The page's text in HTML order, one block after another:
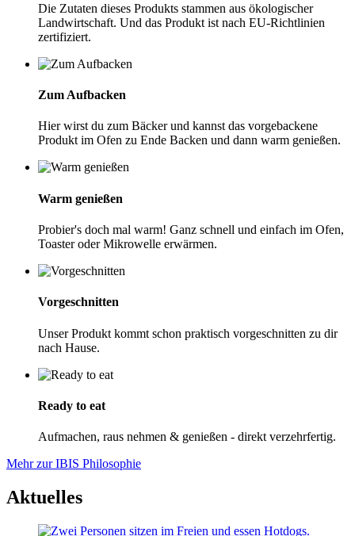
Die Zutaten dieses Produkts stammen aus ökologischer
Landwirtschaft. Und das Produkt ist nach EU-Richtlinien
zertifiziert.
Zum Aufbacken
Hier wirst du zum Bäcker und kannst das vorgebackene
Produkt im Ofen zu Ende Backen und dann warm genießen.
Warm genießen
Probier's doch mal warm! Ganz schnell und einfach im Ofen,
Toaster oder Mikrowelle erwärmen.
Vorgeschnitten
Unser Produkt kommt schon praktisch vorgeschnitten zu dir
nach Hause.
Ready to eat
Aufmachen, raus nehmen & genießen - direkt verzehrfertig.
Mehr zur IBIS Philosophie
Aktuelles